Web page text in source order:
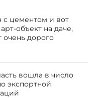
с цементом и вот
объект на даче,
очень дорого
вошла в число
экспортной